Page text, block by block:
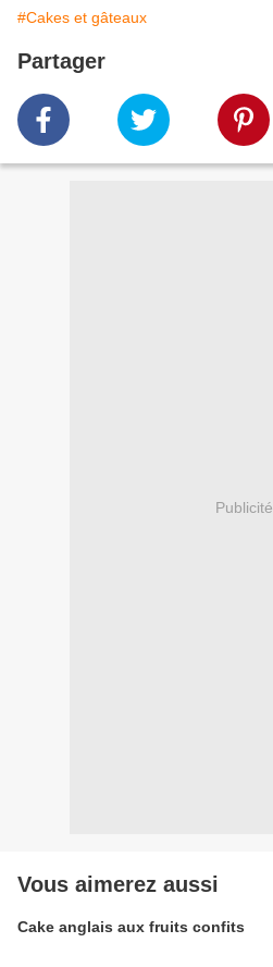
#Cakes et gâteaux
Partager
Publicité
Vous aimerez aussi
Cake anglais aux fruits confits